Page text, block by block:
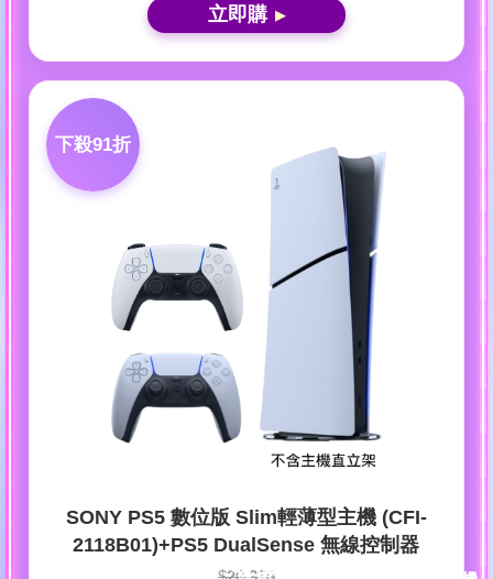
立即購 ▶
下殺91折
SONY PS5 數位版 Slim輕薄型主機 (CFI-
2118B01)+PS5 DualSense 無線控制器
今日限定